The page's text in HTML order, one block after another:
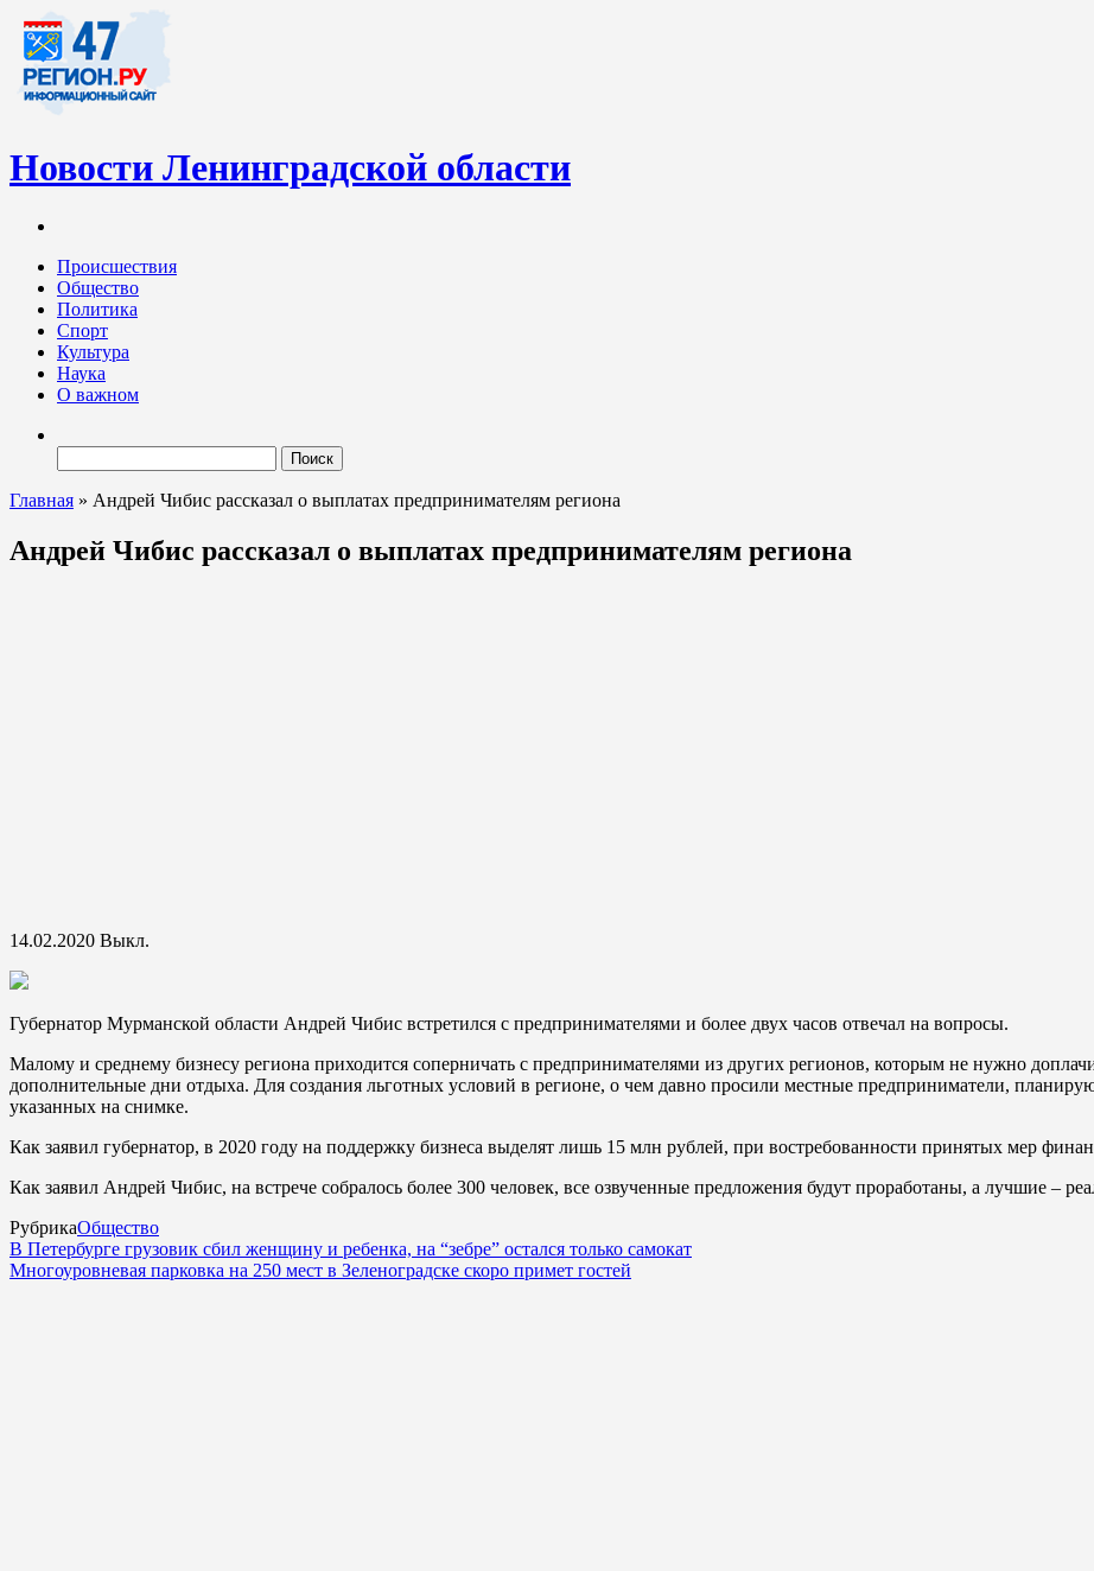
Новости Ленинградской области
Ленинградских новостей обновляется регулярно. Мы рассказываем о происходящем «в верхах» и о судьбах простых людях, о том,
Происшествия
Общество
Политика
Спорт
Культура
Наука
О важном
Главная » Андрей Чибис рассказал о выплатах предпринимателям региона
Андрей Чибис рассказал о выплатах предпринимателям региона
14.02.2020 Выкл.
Губернатор Мурманской области Андрей Чибис встретился с предпринимателями и более двух часов отвечал на вопросы.
Малому и среднему бизнесу региона приходится соперничать с предпринимателями из других регионов, которым не нужно
дополнительные дни отдыха. Для создания льготных условий в регионе, о чем давно просили местные предприниматели,
указанных на снимке.
Как заявил губернатор, в 2020 году на поддержку бизнеса выделят лишь 15 млн рублей, при востребованности принятых мер
Как заявил Андрей Чибис, на встрече собралось более 300 человек, все озвученные предложения будут проработаны, а лучшие –
РубрикаОбщество
В Петербурге грузовик сбил женщину и ребенка, на “зебре” остался только самокат
Многоуровневая парковка на 250 мест в Зеленоградске скоро примет гостей